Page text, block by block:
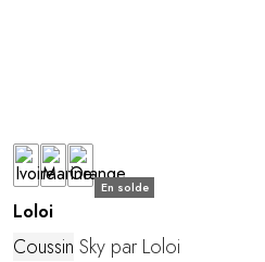
En solde
Loloi
Coussin Sky par Loloi